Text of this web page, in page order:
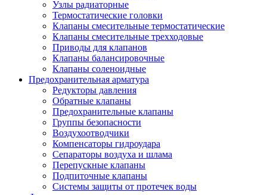
Узлы радиаторные
Термостатические головки
Клапаны смесительные термостатические
Клапаны смесительные трехходовые
Приводы для клапанов
Клапаны балансировочные
Клапаны соленоидные
Предохранительная арматура
Редукторы давления
Обратные клапаны
Предохранительные клапаны
Группы безопасности
Воздухоотводчики
Компенсаторы гидроудара
Сепараторы воздуха и шлама
Перепускные клапаны
Подпиточные клапаны
Системы защиты от протечек воды